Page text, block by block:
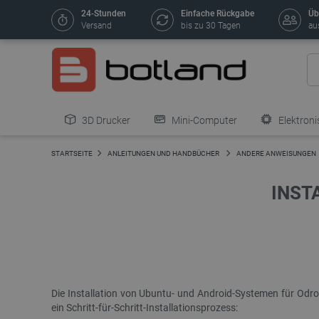
24-Stunden
Versand
Einfache Rückgabe
bis zu 30 Tagen
3D Drucker Mini-Computer
STARTSEITE ANLEITUNGEN UND HANDBÜCHER ANDERE ANWEISUNGEN
Die Installation von Ubuntu- und Android-Systemen für
ein Schritt-für-Schritt-Installationsprozess: